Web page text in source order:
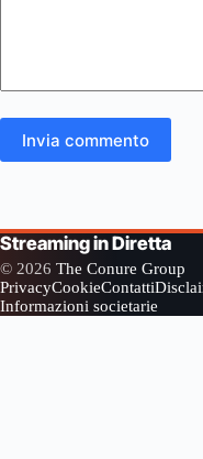
Invia commento
Streaming in Diretta
© 2026 The Conure Group
PrivacyCookieContatti
Informazioni societarie